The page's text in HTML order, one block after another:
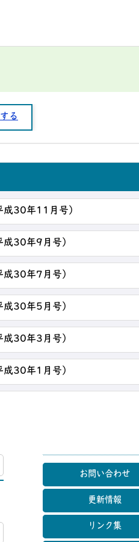
る
30年11月号）
30年9月号）
30年7月号）
30年5月号）
30年3月号）
30年1月号）
マップ
お問い合わせ
更新情報
リンク集